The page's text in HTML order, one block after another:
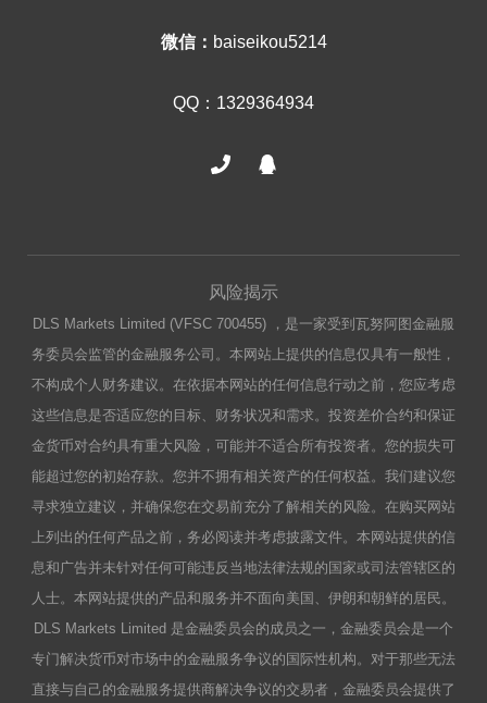
微信： baiseikou5214
QQ：1329364934
风险揭示
DLS Markets Limited (VFSC 700455) ，是一家受到瓦努阿图金融服
务委员会监管的金融服务公司。本网站上提供的信息仅具有一般性，
不构成个人财务建议。在依据本网站的任何信息行动之前，您应考虑
这些信息是否适应您的目标、财务状况和需求。投资差价合约和保证
金货币对合约具有重大风险，可能并不适合所有投资者。您的损失可
能超过您的初始存款。您并不拥有相关资产的任何权益。我们建议您
寻求独立建议，并确保您在交易前充分了解相关的风险。在购买网站
上列出的任何产品之前，务必阅读并考虑披露文件。本网站提供的信
息和广告并未针对任何可能违反当地法律法规的国家或司法管辖区的
人士。本网站提供的产品和服务并不面向美国、伊朗和朝鲜的居民。
DLS Markets Limited 是金融委员会的成员之一，金融委员会是一个
专门解决货币对市场中的金融服务争议的国际性机构。对于那些无法
直接与自己的金融服务提供商解决争议的交易者，金融委员会提供了